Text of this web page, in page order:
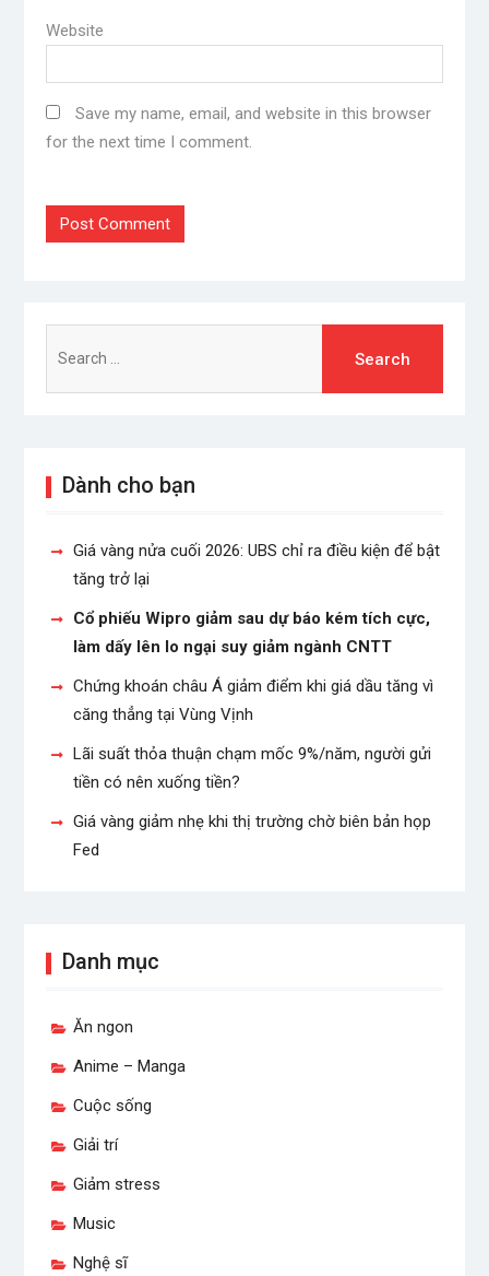
Website
Save my name, email, and website in this browser
for the next time I comment.
for:
Dành cho bạn
Giá vàng nửa cuối 2026: UBS chỉ ra điều kiện để bật
tăng trở lại
Cổ phiếu Wipro giảm sau dự báo kém tích cực,
làm dấy lên lo ngại suy giảm ngành CNTT
Chứng khoán châu Á giảm điểm khi giá dầu tăng vì
căng thẳng tại Vùng Vịnh
Lãi suất thỏa thuận chạm mốc 9%/năm, người gửi
tiền có nên xuống tiền?
Giá vàng giảm nhẹ khi thị trường chờ biên bản họp
Fed
Danh mục
Ăn ngon
Anime – Manga
Cuộc sống
Giải trí
Giảm stress
Music
Nghệ sĩ